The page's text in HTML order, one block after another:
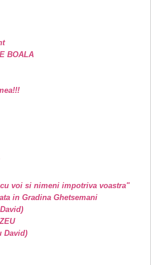
BOALA
voi si nimeni impotriva voastra"
in Gradina Ghetsemani
David)